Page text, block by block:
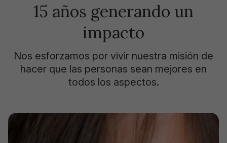
15 años generando un
impacto
Nos esforzamos por vivir nuestra misión de
hacer que las personas sean mejores en
todos los aspectos.